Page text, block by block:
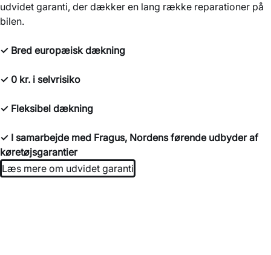
udvidet garanti, der dækker en lang række reparationer på
bilen.
✓ Bred europæisk dækning
✓ 0 kr. i selvrisiko
✓ Fleksibel dækning
✓ I samarbejde med Fragus, Nordens førende udbyder af
køretøjsgarantier
Læs mere om udvidet garanti